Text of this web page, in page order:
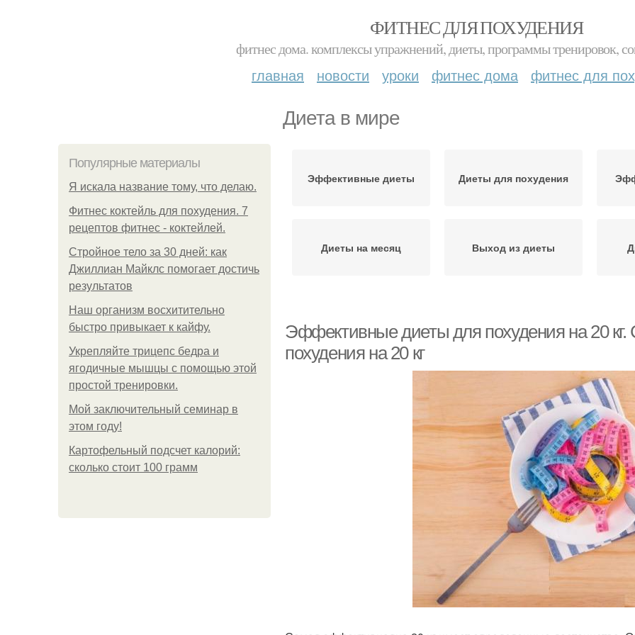
ФИТНЕС ДЛЯ ПОХУДЕНИЯ
фитнес дома. комплексы упражнений, диеты, программы тренировок,
главная новости уроки фитнес дома фитнес для
Диета в мире
Популярные материалы
Я искала название тому, что делаю.
Фитнес коктейль для похудения. 7
рецептов фитнес - коктейлей.
Стройное тело за 30 дней: как
Джиллиан Майклс помогает достичь
результатов
Наш организм восхитительно
быстро привыкает к кайфу.
Укрепляйте трицепс бедра и
ягодичные мышцы с помощью этой
простой тренировки.
Мой заключительный семинар в
этом году!
Картофельный подсчет калорий:
сколько стоит 100 грамм
Эффективные диеты Диеты для похудения
Диеты на месяц Выход из диеты
Противопоказания для
диеты
Эффективные диеты для похудения на 20
похудения на 20 кг